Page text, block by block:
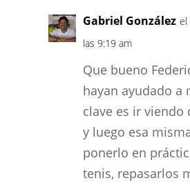
Gabriel González el
las 9:19 am
Que bueno
hayan ayudado a
clave es ir viendo
y luego esa
ponerlo en
tenis, repasarlos